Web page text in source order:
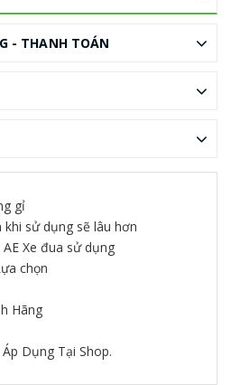
- THANH TOÁN
gỉ
sử dụng sẽ lâu hơn
Xe đua sử dụng
chọn
Hãng
Dụng Tại Shop.